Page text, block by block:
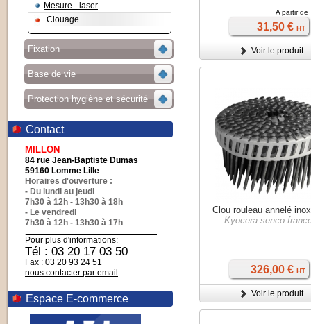
Mesure - laser
Clouage
Fixation
Base de vie
Protection hygiène et sécurité
Contact
MILLON
84 rue Jean-Baptiste Dumas
59160 Lomme Lille
Horaires d'ouverture :
- Du lundi au jeudi
7h30 à 12h - 13h30 à 18h
- Le vendredi
7h30 à 12h - 13h30 à 17h
Pour plus d'informations:
Tél : 03 20 17 03 50
Fax : 03 20 93 24 51
nous contacter par email
Espace E-commerce
A partir de
31,50 € HT
Voir le produit
Clou rouleau annelé
Kyocera senco
326,00 € HT
Voir le produit